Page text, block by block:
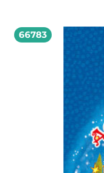
66783